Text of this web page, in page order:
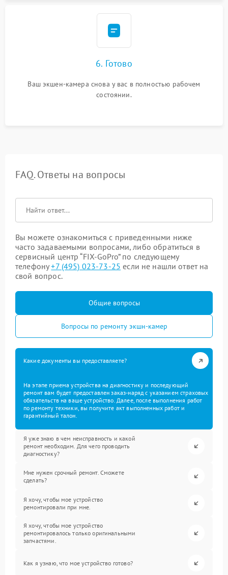
6. Готово
Ваш экшен-камера снова у вас в полностью рабочем
состоянии.
FAQ. Ответы на вопросы
Вы можете ознакомиться с приведенными ниже
часто задаваемыми вопросами, либо обратиться в
сервисный центр “FIX-GoPro” по следующему
телефону+7 (495) 023-73-25 если не нашли ответ на
свой вопрос.
Общие вопросы
Вопросы по ремонту экшн-камер
Какие документы вы предоставляете?
На этапе приема устройства на диагностику и последующий
ремонт вам будет предоставлен заказ-наряд с указанием страховых
обязательств на ваше устройство. Далее, после выполнения работ
по ремонту техники, вы получите акт выполненных работ и
гарантийный талон.
Я уже знаю в чем неисправность и какой
ремонт необходим. Для чего проводить
диагностику?
Мне нужен срочный ремонт. Сможете
сделать?
Я хочу, чтобы мое устройство
ремонтировали при мне.
Я хочу, чтобы мое устройство
ремонтировалось только оригинальными
запчастями.
Как я узнаю, что мое устройство готово?